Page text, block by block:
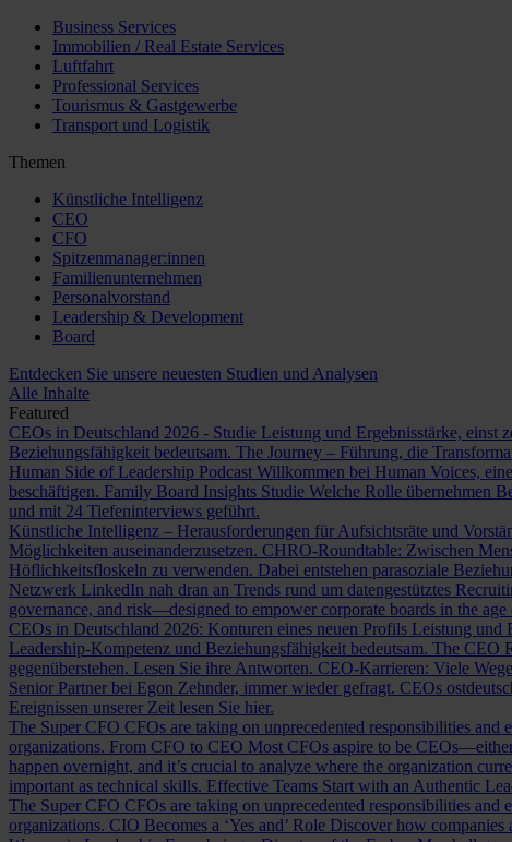
Business Services
Immobilien / Real Estate Services
Luftfahrt
Professional Services
Tourismus & Gastgewerbe
Transport und Logistik
Themen
Künstliche Intelligenz
CEO
CFO
Spitzenmanager:innen
Familienunternehmen
Personalvorstand
Leadership & Development
Board
Entdecken Sie unsere neuesten Studien und Analysen
Alle Inhalte
Featured
CEOs in Deutschland 2026 - Studie Leistung und Ergebnisstärke, einst
Beziehungsfähigkeit bedeutsam. The Journey – Führung, die
Human Side of Leadership Podcast Willkommen bei Human Voices,
beschäftigen. Family Board Insights Studie Welche Rolle übernehmen
und mit 24 Tiefeninterviews geführt.
Künstliche Intelligenz – Herausforderungen für Aufsichtsräte und
Möglichkeiten auseinanderzusetzen. CHRO-Roundtable: Zwischen
Höflichkeitsfloskeln zu verwenden. Dabei entstehen parasoziale
Netzwerk LinkedIn nah dran an Trends rund um datengestütztes
governance, and risk—designed to empower corporate boards in the
CEOs in Deutschland 2026: Konturen eines neuen Profils Leistung und
Leadership-Kompetenz und Beziehungsfähigkeit bedeutsam. The CEO
gegenüberstehen. Lesen Sie ihre Antworten. CEO-Karrieren: Viele
Senior Partner bei Egon Zehnder, immer wieder gefragt. CEOs
Ereignissen unserer Zeit lesen Sie hier.
The Super CFO CFOs are taking on unprecedented responsibilities
organizations. From CFO to CEO Most CFOs aspire to be
happen overnight, and it’s crucial to analyze where the organization
important as technical skills. Effective Teams Start with an Authentic
The Super CFO CFOs are taking on unprecedented responsibilities
organizations. CIO Becomes a ‘Yes and’ Role Discover how